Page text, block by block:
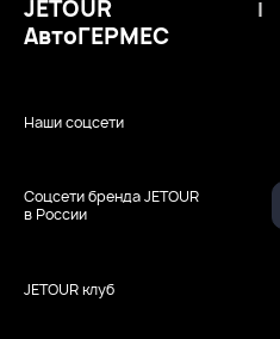
JETOUR клуб
Соцсети бренда JETOUR
в России
Наши соцсети
JETOUR
АвтоГЕРМЕС
|